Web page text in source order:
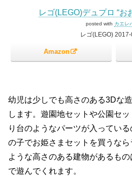
レゴ(LEGO)デュプロ “お
posted with カエレ
レゴ(LEGO)
Amazon
幼児は少しでも高さのある3Dな
します。遊園地セットや公園セ
り台のようなパーツが入ってい
の子でお姫さまセットを買うな
ような高さのある建物があるも
で遊んでくれます。